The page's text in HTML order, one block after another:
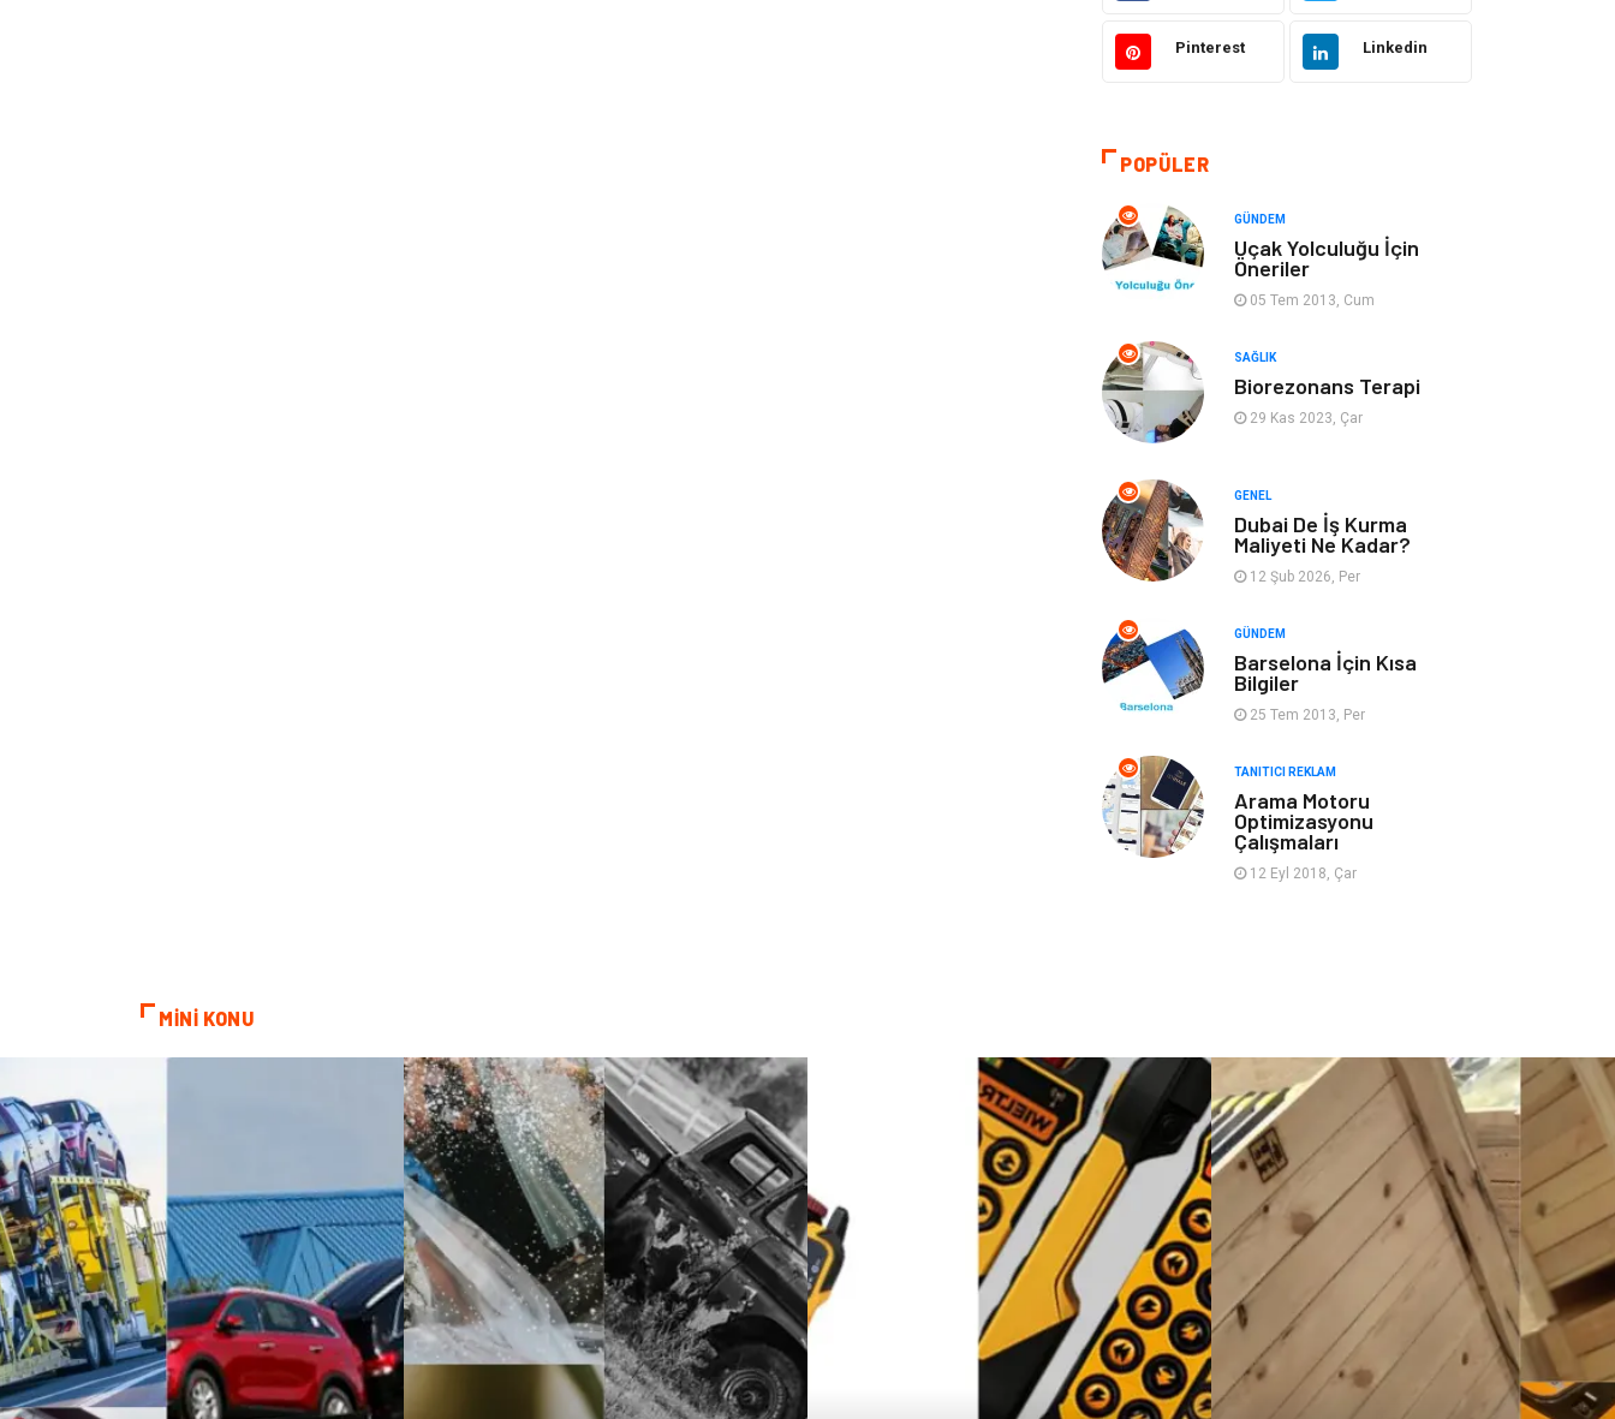
Otomotiv Organizasyon
Giyim
Mobilya Emlak
Kültür Otel
Turizm
Hediyelik Eşya
oyun alanları
uçak yolculuğu
Blogroll Bilet
Cruise Moda
Güzellik Bakım
Yurtdışı Turları spor salonları
Pinterest Linkedin
POPÜLER
GÜNDEM
Uçak Yolculuğu İçin
Öneriler
05 Tem 2013, Cum
SAĞLIK
Biorezonans Terapi
29 Kas 2023, Çar
GENEL
Dubai De İş Kurma
Maliyeti Ne Kadar?
12 Şub 2026, Per
GÜNDEM
Barselona İçin Kısa
Bilgiler
25 Tem 2013, Per
TANITICI REKLAM
Arama Motoru
Optimizasyonu
Çalışmaları
12 Eyl 2018, Çar
MİNİ KONU